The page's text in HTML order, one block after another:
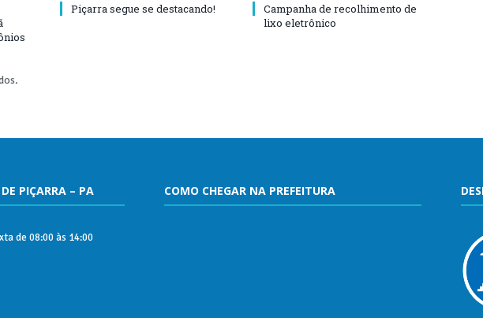
Piçarra segue se destacando!
Campanha de recolhimento de
lixo eletrônico
PIÇARRA – PA
de 08:00 às 14:00
COMO CHEGAR NA PREFEITURA